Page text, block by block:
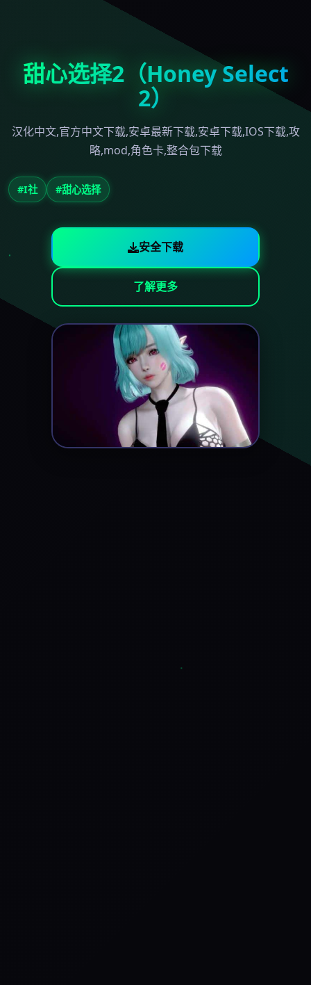
甜心选择2（Honey Select
2）
汉化中文,官方中文下载,安卓最新下载,安卓下载,IOS下载,攻
略,mod,角色卡,整合包下载
#I社 #甜心选择
安全下载
了解更多